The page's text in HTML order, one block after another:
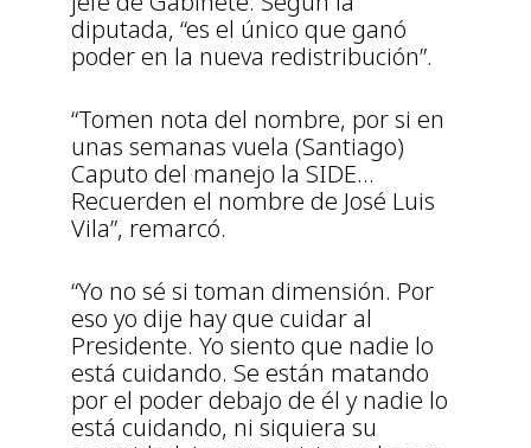
diputada, “es el único que ganó
poder en la nueva redistribución”.
“Tomen nota del nombre, por si en
unas semanas vuela (Santiago)
Caputo del manejo la SIDE…
Recuerden el nombre de José Luis
Vila”, remarcó.
“Yo no sé si toman dimensión. Por
eso yo dije hay que cuidar al
Presidente. Yo siento que nadie lo
está cuidando. Se están matando
por el poder debajo de él y nadie lo
está cuidando, ni siquiera su